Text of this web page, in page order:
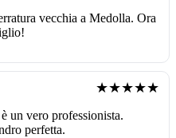
vecchia a Medolla. Ora
★★★★★
un vero professionista.
perfetta.